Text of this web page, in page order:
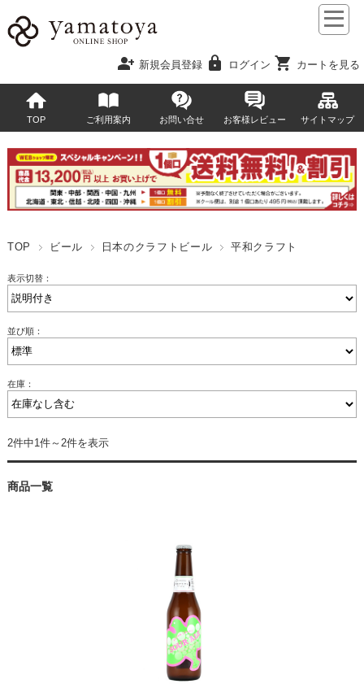
person_add 新規会員登録 lock ログイン shopping_cart カートを見る
TOP ご利用案内 お問い合せ お客様レビュー サイトマップ
TOP ビール 日本のクラフトビール 平和クラフト
表示切替：
並び順：
在庫：
2件中1件～2件を表示
商品一覧